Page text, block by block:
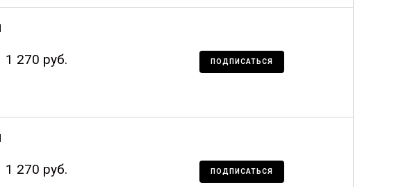
1 270 руб. ПОДПИСАТЬСЯ
1 270 руб. ПОДПИСАТЬСЯ